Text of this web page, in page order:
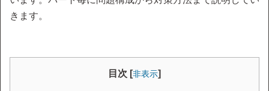
きます。
目次 [非表示]